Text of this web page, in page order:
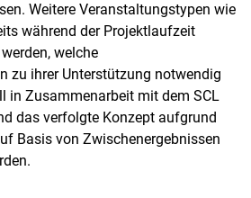
Weitere Veranstaltungstypen wie
während der Projektlaufzeit
welche
zu ihrer Unterstützung notwendig
in Zusammenarbeit mit dem SCL
das verfolgte Konzept aufgrund
Basis von Zwischenergebnissen